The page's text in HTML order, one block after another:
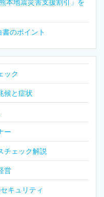
のポイント
ック
候と症状
ー
チェック解説
営
キュリティ